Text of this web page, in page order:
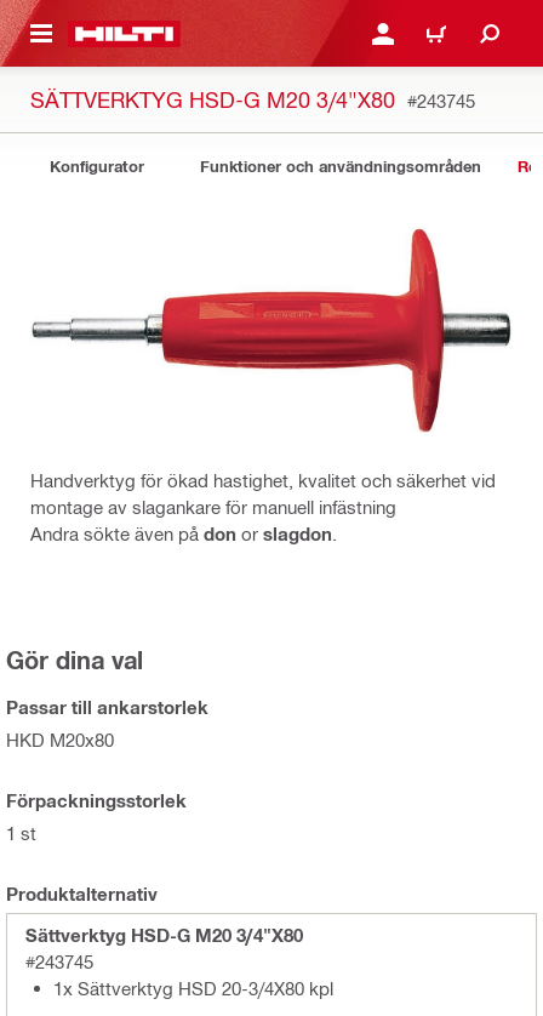
GÅ TILL HUVUDSIDAN LOGGA IN ELLER
VARUKORG
SÄTTVERKTYG HSD-G M20 3/4"X80 #243745
Konfigurator Funktioner och användningsområden
Handverktyg för ökad hastighet, kvalitet och säkerhet vid
montage av slagankare för manuell infästning
Andra sökte även på don or slagdon
Gör dina val
Passar till ankarstorlek
HKD M20x80
Förpackningsstorlek
1 st
Produktalternativ
Sättverktyg HSD-G M20 3/4"X80
#243745
1x Sättverktyg HSD 20-3/4X80 kpl